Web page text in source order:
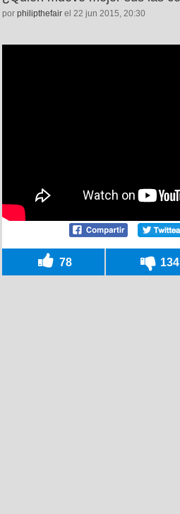
por philipthefair el 22 jun 2015, 20:30
78 134